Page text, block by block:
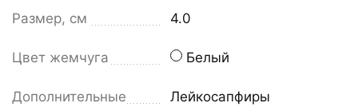
Размер, см 4.0
Цвет жемчуга Белый
Дополнительные
Лейкосапфиры